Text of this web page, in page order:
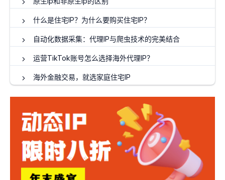
什么是住宅IP？为什么要购买住宅IP？
自动化数据采集：代理IP与爬虫技术的完美结合
运营TikTok账号怎么选择海外代理IP？
海外金融交易，就选家庭住宅IP